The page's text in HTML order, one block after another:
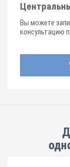
Вы можете
консультацию